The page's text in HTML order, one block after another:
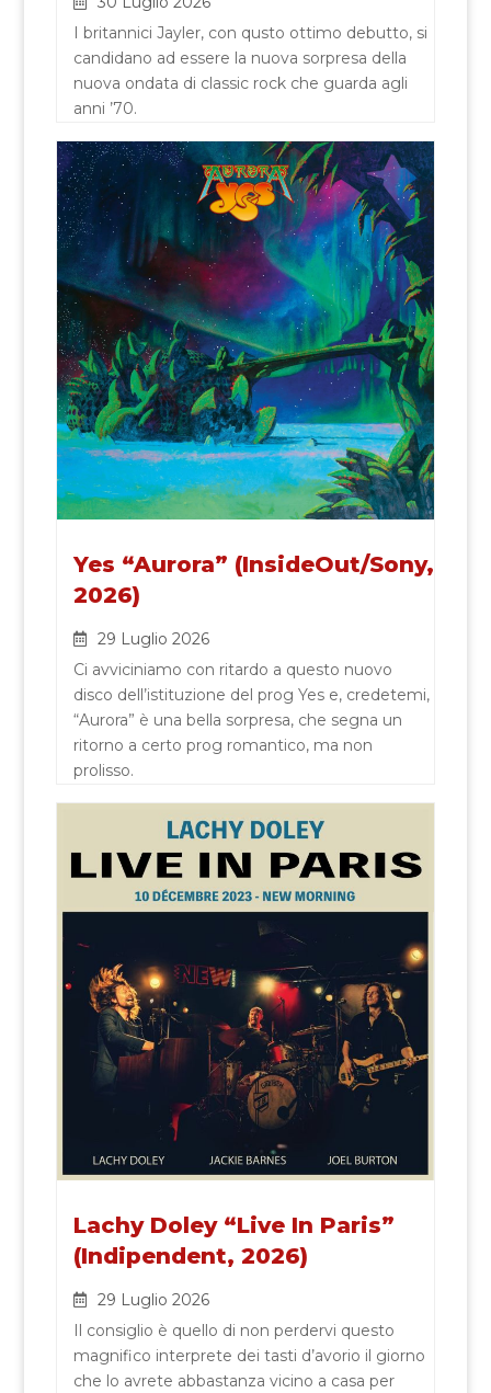
I britannici Jayler, con qusto ottimo debutto, si
candidano ad essere la nuova sorpresa della
nuova ondata di classic rock che guarda agli
anni ’70.
Yes “Aurora” (InsideOut/Sony,
2026)
29 Luglio 2026
Ci avviciniamo con ritardo a questo nuovo
disco dell’istituzione del prog Yes e, credetemi,
“Aurora” è una bella sorpresa, che segna un
ritorno a certo prog romantico, ma non
prolisso.
Lachy Doley “Live In Paris”
(Indipendent, 2026)
29 Luglio 2026
Il consiglio è quello di non perdervi questo
magnifico interprete dei tasti d’avorio il giorno
che lo avrete abbastanza vicino a casa per